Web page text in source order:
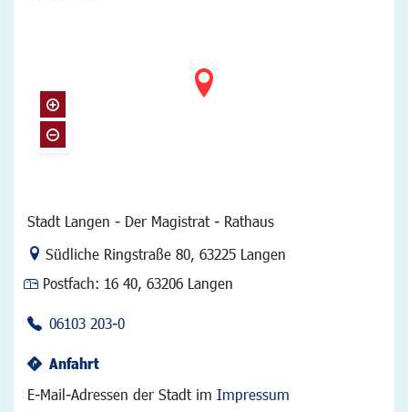
Stadt Langen - Der Magistrat - Rathaus
Link zur Google-Maps Navigation
Südliche Ringstraße 80, 63225 Langen
Postfach: 16 40, 63206 Langen
06103 203-0
Anfahrt
E-Mail-Adressen der Stadt im Impressum